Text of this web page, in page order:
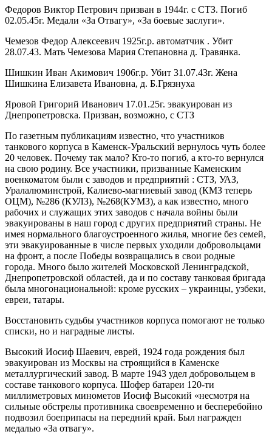
Федоров Виктор Петрович призван в 1944г. с СТЗ. Погиб
02.05.45г. Медали «За Отвагу», «За боевые заслуги».
Чемезов Федор Алексеевич 1925г.р. автоматчик . Убит
28.07.43. Мать Чемезова Мария Степановна д. Травянка.
Шишкин Иван Акимович 1906г.р. Убит 31.07.43г. Жена
Шишкина Елизавета Ивановна, д. Б.Грязнуха
Яровой Григорий Иванович 17.01.25г. эвакуирован из
Днепропетровска. Призван, возможно, с СТЗ
По газетным публикациям известно, что участников
танкового корпуса в Каменск-Уральский вернулось чуть более
20 человек. Почему так мало? Кто-то погиб, а кто-то вернулся
на свою родину. Все участники, призванные Каменским
военкоматом были с заводов и предприятий : СТЗ, УАЗ,
Уралалюминстрой, Калиево-магниевый завод (КМЗ теперь
ОЦМ), №286 (КУЛЗ), №268(КУМЗ), а как известно, много
рабочих и служащих этих заводов с начала войны были
эвакуированы в наш город с других предприятий страны. Не
имея нормального благоустроенного жилья, многие без семей,
эти эвакуированные в числе первых уходили добровольцами
на фронт, а после Победы возвращались в свои родные
города. Много было жителей Московской Ленинградской,
Днепропетровской областей, да и по составу танковая бригада
была многонациональной: кроме русских – украинцы, узбеки,
евреи, татары.
Восстановить судьбы участников корпуса помогают не только
списки, но и наградные листы.
Высокий Иосиф Шаевич, еврей, 1924 года рождения был
эвакуирован из Москвы на строящийся в Каменске
металлургический завод. В марте 1943 удел добровольцем в
составе танкового корпуса. Шофер батареи 120-ти
миллиметровых минометов Иосиф Высокий «несмотря на
сильные обстрелы противника своевременно и бесперебойно
подвозил боеприпасы на передний край. Был награжден
медалью «За отвагу».